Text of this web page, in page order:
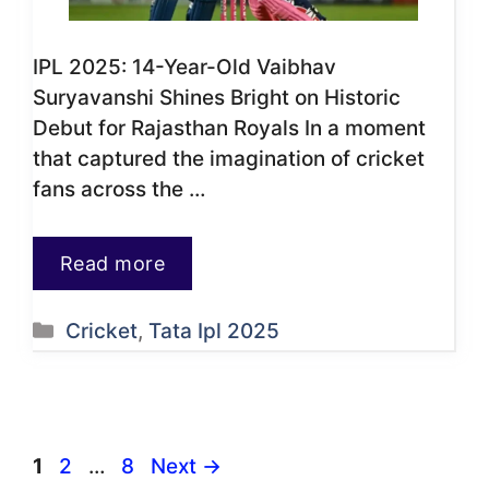
IPL 2025: 14-Year-Old Vaibhav
Suryavanshi Shines Bright on Historic
Debut for Rajasthan Royals In a moment
that captured the imagination of cricket
fans across the …
Read more
Categories
Cricket,Tata Ipl 2025
Page
1 Page
2 … Page
8 Next →